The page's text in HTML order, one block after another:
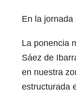
En la jornada
La ponencia
Sáez de
en nuestra
estructurada